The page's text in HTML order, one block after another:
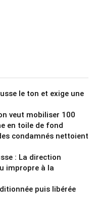
le ton et exige une
veut mobiliser 100
en toile de fond
condamnés nettoient
: La direction
impropre à la
puis libérée